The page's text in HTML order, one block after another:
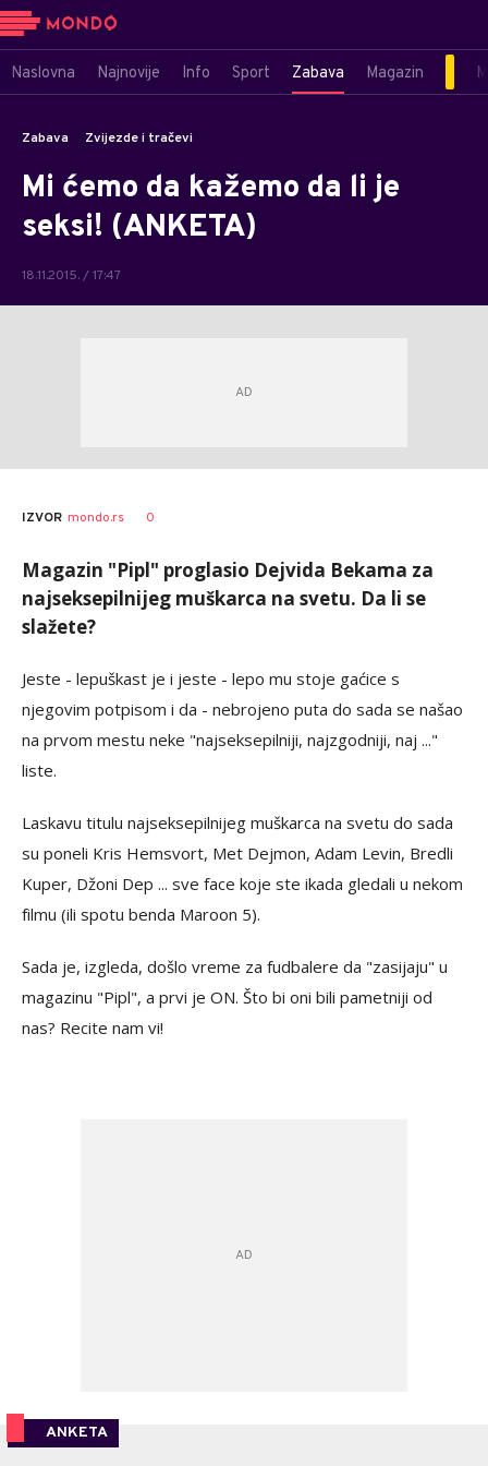
Naslovna Najnovije Info Sport Zabava Magazin
Zabava Zvijezde i tračevi
Mi ćemo da kažemo da li je
seksi! (ANKETA)
18.11.2015. / 17:47
IZVOR mondo.rs 0
Magazin "Pipl" proglasio Dejvida Bekama za
najseksepilnijeg muškarca na svetu. Da li se
slažete?
Jeste - lepuškast je i jeste - lepo mu stoje gaćice s
njegovim potpisom i da - nebrojeno puta do sada se našao
na prvom mestu neke "najseksepilniji, najzgodniji, naj ..."
liste.
Laskavu titulu najseksepilnijeg muškarca na svetu do sada
su poneli Kris Hemsvort, Met Dejmon, Adam Levin, Bredli
Kuper, Džoni Dep ... sve face koje ste ikada gledali u nekom
filmu (ili spotu benda Maroon 5).
Sada je, izgleda, došlo vreme za fudbalere da "zasijaju" u
magazinu "Pipl", a prvi je ON. Što bi oni bili pametniji od
nas? Recite nam vi!
ANKETA